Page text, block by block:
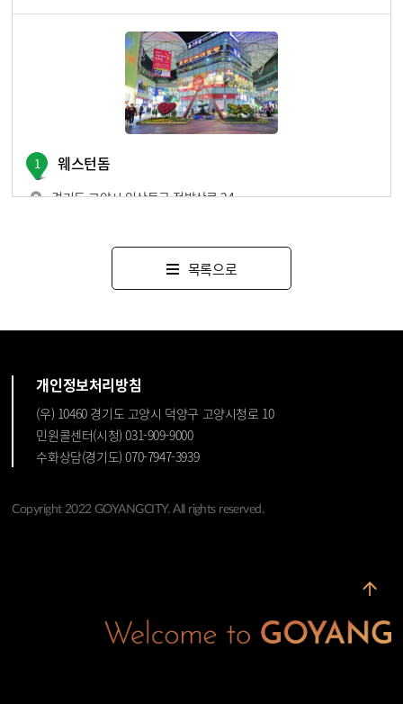
1 웨스턴돔
경기도 고양시 일산동구 정발산로 24
자세히
2 일산MBC드림센터
목록으로
개인정보처리방침
(우) 10460 경기도 고양시 덕양구 고양시청로 10
민원콜센터(시청) 031-909-9000
수화상담(경기도) 070-7947-3939
Copyright 2022 GOYANGCITY. All rights reserved.